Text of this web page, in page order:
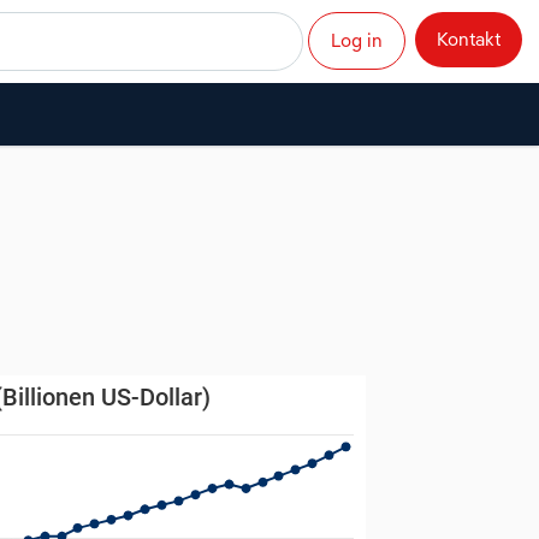
Log in Kontakt
1980-01-12 00:00:00 to 2025-12-31 00:00:00.
ranges from 1.3 to 9.4.
US-Dollar)